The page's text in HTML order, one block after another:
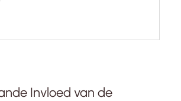
Invloed van de